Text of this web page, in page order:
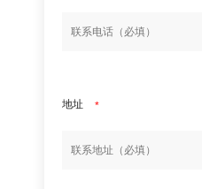
地址 *